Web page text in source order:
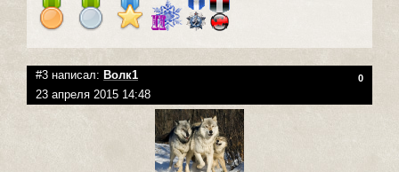
#3 написал: Волк1 0
23 апреля 2015 14:48